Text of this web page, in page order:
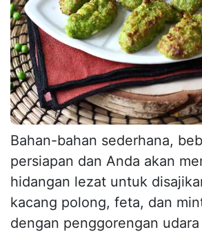
Bahan-bahan sederhana,
persiapan dan Anda akan
hidangan lezat untuk
kacang polong, feta, dan
dengan penggorengan udara